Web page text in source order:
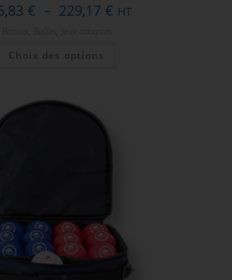
€ – 229,17 € HT
Choix des options